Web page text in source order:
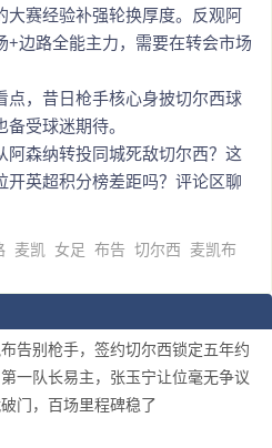
大赛经验补强轮换厚度。反观阿
边路全能主力，需要在转会市场
点，昔日枪手核心身披切尔西球
受球迷期待。
阿森纳转投同城死敌切尔西？这
英超积分榜差距吗？评论区聊
麦凯 女足 布告 切尔西 麦凯布
告别枪手，签约切尔西锁定五年约
一队长易主，张玉宁让位毫无争议
门，百场里程碑稳了